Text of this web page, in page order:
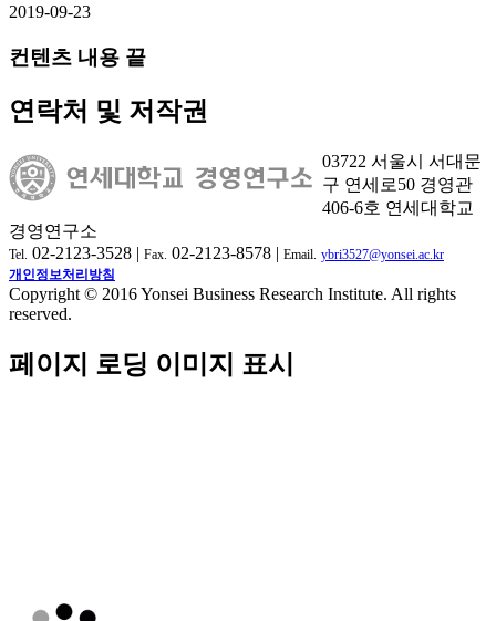
2019-09-23
컨텐츠 내용 끝
연락처 및 저작권
03722 서울시 서대문
구 연세로50 경영관
406-6호 연세대학교
경영연구소
Tel. 02-2123-3528 | Fax. 02-2123-8578 | Email. ybri3527@yonsei.ac.kr
개인정보처리방침
Copyright © 2016 Yonsei Business Research Institute. All rights
reserved.
페이지 로딩 이미지 표시